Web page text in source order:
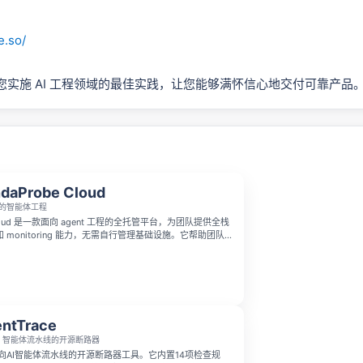
实施 AI 工程领域的最佳实践，让您能够满怀信心地交付可靠产品
Cloud
智能体工程
是一款面向 agent 工程的全托管平台，为团队提供全栈
monitoring 能力，无需自行管理基础设施。它帮助团队
智能体流水线的开源断路器
AI智能体流水线的开源断路器工具。它内置14项检查规